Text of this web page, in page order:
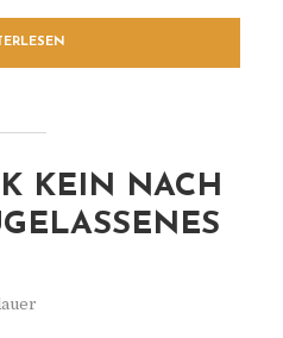
KEIN NACH